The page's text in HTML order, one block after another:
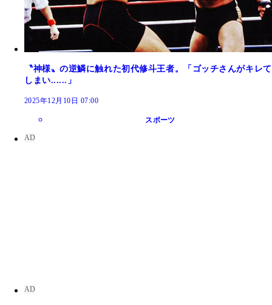
〝神様〟の逆鱗に触れた初代修斗王者。「ゴッチさんがキレて
しまい......」
2025年12月10日 07:00
スポーツ